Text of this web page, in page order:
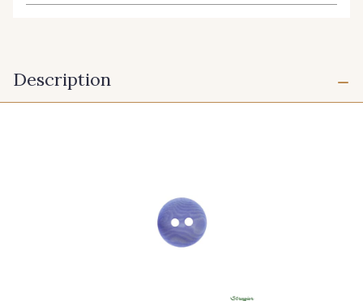
Description